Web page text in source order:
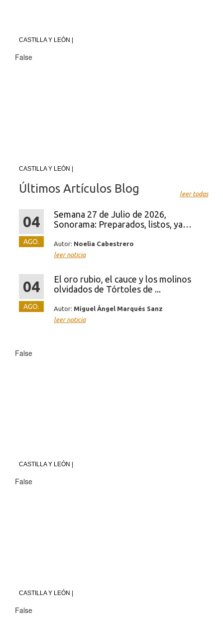
CASTILLA Y LEÓN |
False
CASTILLA Y LEÓN |
Últimos Artículos Blog leer todas
04
AGO.
Semana 27 de Julio de 2026,
Sonorama: Preparados, listos, ya…
Autor: Noelia Cabestrero
leer noticia
04
AGO.
El oro rubio, el cauce y los molinos
olvidados de Tórtoles de ...
Autor: Miguel Ángel Marqués Sanz
leer noticia
False
CASTILLA Y LEÓN |
False
CASTILLA Y LEÓN |
False